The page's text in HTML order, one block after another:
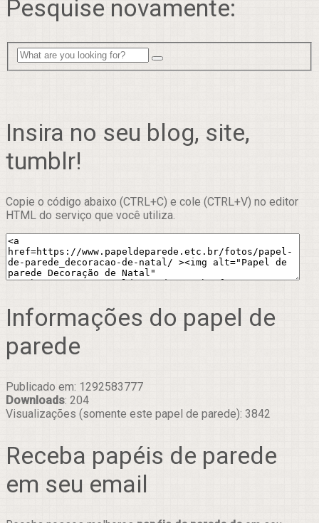
Pesquise novamente:
Insira no seu blog, site,
tumblr!
Copie o código abaixo (CTRL+C) e cole (CTRL+V) no editor
HTML do serviço que você utiliza.
Informações do papel de
parede
Publicado em: 1292583777
Downloads: 204
Visualizações (somente este papel de parede): 3842
Receba papéis de parede
em seu email